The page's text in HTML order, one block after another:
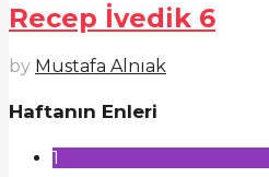
Recep İvedik 6
by Mustafa Alnıak
Haftanın Enleri
1